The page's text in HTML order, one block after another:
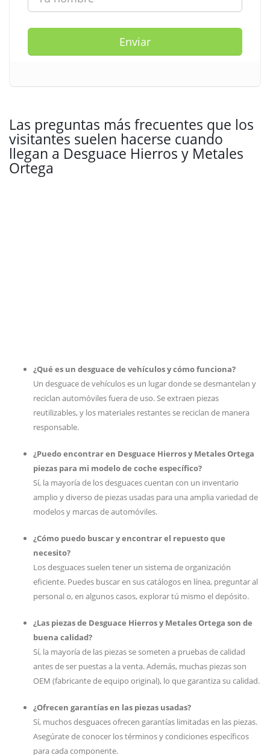
Enviar
Las preguntas más frecuentes que los
visitantes suelen hacerse cuando
llegan a Desguace Hierros y Metales
Ortega
¿Qué es un desguace de vehículos y cómo funciona?
Un desguace de vehículos es un lugar donde se desmantelan y
reciclan automóviles fuera de uso. Se extraen piezas
reutilizables, y los materiales restantes se reciclan de manera
responsable.
¿Puedo encontrar en Desguace Hierros y Metales Ortega
piezas para mi modelo de coche específico?
Sí, la mayoría de los desguaces cuentan con un inventario
amplio y diverso de piezas usadas para una amplia variedad de
modelos y marcas de automóviles.
¿Cómo puedo buscar y encontrar el repuesto que
necesito?
Los desguaces suelen tener un sistema de organización
eficiente. Puedes buscar en sus catálogos en línea, preguntar al
personal o, en algunos casos, explorar tú mismo el depósito.
¿Las piezas de Desguace Hierros y Metales Ortega son de
buena calidad?
Sí, la mayoría de las piezas se someten a pruebas de calidad
antes de ser puestas a la venta. Además, muchas piezas son
OEM (fabricante de equipo original), lo que garantiza su calidad.
¿Ofrecen garantías en las piezas usadas?
Sí, muchos desguaces ofrecen garantías limitadas en las piezas.
Asegúrate de conocer los términos y condiciones específicos
para cada componente.